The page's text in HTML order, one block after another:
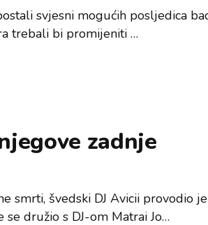
svjesni mogućih posljedica
trebali bi promijeniti …
zadnje
smrti, švedski DJ Avicii provodio
družio s DJ-om Matrai Jo…